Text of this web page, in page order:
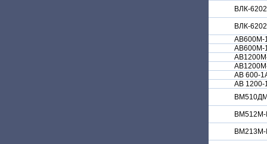
ВЛК-
ВЛК-
АВ600М-
АВ600М-
АВ 600-
АВ 1200-
ВМ512М-
ВМ213М-